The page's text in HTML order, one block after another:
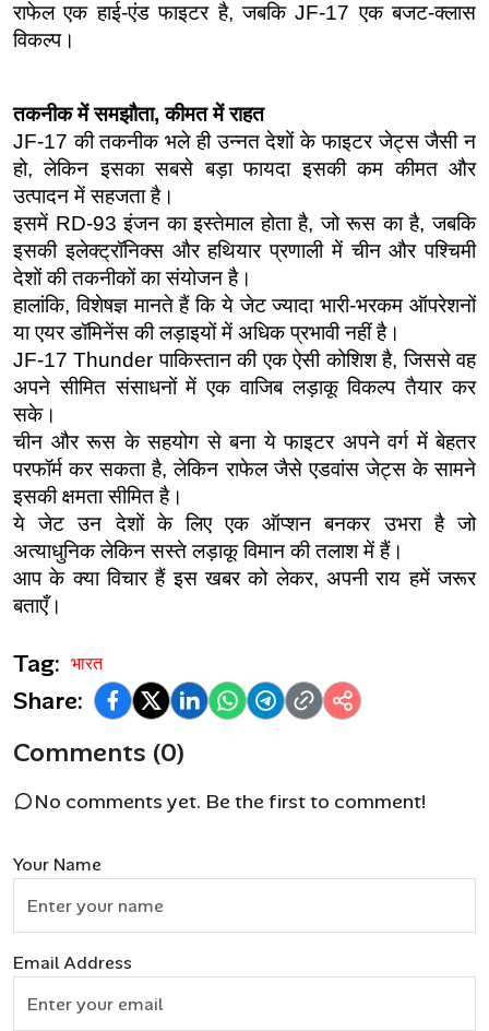
राफेल एक हाई-एंड फाइटर है, जबकि JF-17 एक बजट-क्लास
विकल्प।
तकनीक में समझौता, कीमत में राहत
JF-17 की तकनीक भले ही उन्नत देशों के फाइटर जेट्स जैसी न
हो, लेकिन इसका सबसे बड़ा फायदा इसकी कम कीमत और
उत्पादन में सहजता है।
इसमें RD-93 इंजन का इस्तेमाल होता है, जो रूस का है, जबकि
इसकी इलेक्ट्रॉनिक्स और हथियार प्रणाली में चीन और पश्चिमी
देशों की तकनीकों का संयोजन है।
हालांकि, विशेषज्ञ मानते हैं कि ये जेट ज्यादा भारी-भरकम ऑपरेशनों
या एयर डॉमिनेंस की लड़ाइयों में अधिक प्रभावी नहीं है।
JF-17 Thunder पाकिस्तान की एक ऐसी कोशिश है, जिससे वह
अपने सीमित संसाधनों में एक वाजिब लड़ाकू विकल्प तैयार कर
सके।
चीन और रूस के सहयोग से बना ये फाइटर अपने वर्ग में बेहतर
परफॉर्म कर सकता है, लेकिन राफेल जैसे एडवांस जेट्स के सामने
इसकी क्षमता सीमित है।
ये जेट उन देशों के लिए एक ऑप्शन बनकर उभरा है जो
अत्याधुनिक लेकिन सस्ते लड़ाकू विमान की तलाश में हैं।
आप के क्या विचार हैं इस खबर को लेकर, अपनी राय हमें जरूर
बताएँ।
Tag: भारत
Share:
Comments (0)
No comments yet. Be the first to comment!
Your Name
Email Address